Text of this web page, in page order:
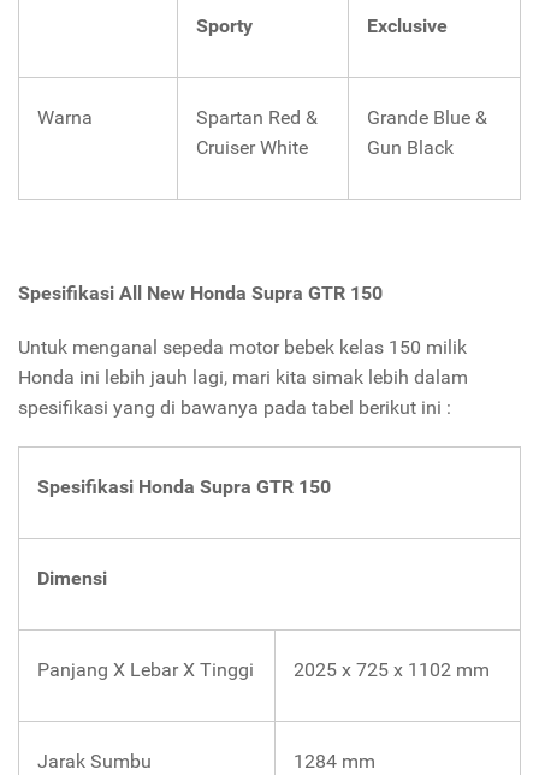
Sporty Exclusive
Warna
Spartan Red &
Cruiser White
Grande Blue &
Gun Black
Spesifikasi All New Honda Supra GTR 150
Untuk menganal sepeda motor bebek kelas 150 milik
Honda ini lebih jauh lagi, mari kita simak lebih dalam
spesifikasi yang di bawanya pada tabel berikut ini :
Spesifikasi Honda Supra GTR 150
Dimensi
Panjang X Lebar X Tinggi 2025 x 725 x 1102 mm
Jarak Sumbu 1284 mm